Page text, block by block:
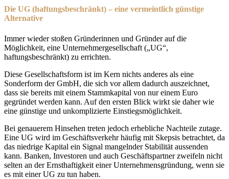
Die UG (haftungsbeschränkt) – eine vermeintlich günstige
Alternative
Immer wieder stoßen Gründerinnen und Gründer auf die
Möglichkeit, eine Unternehmergesellschaft („UG“,
haftungsbeschränkt) zu errichten.
Diese Gesellschaftsform ist im Kern nichts anderes als eine
Sonderform der GmbH, die sich vor allem dadurch auszeichnet,
dass sie bereits mit einem Stammkapital von nur einem Euro
gegründet werden kann. Auf den ersten Blick wirkt sie daher wie
eine günstige und unkomplizierte Einstiegsmöglichkeit.
Bei genauerem Hinsehen treten jedoch erhebliche Nachteile zutage.
Eine UG wird im Geschäftsverkehr häufig mit Skepsis betrachtet, da
das niedrige Kapital ein Signal mangelnder Stabilität aussenden
kann. Banken, Investoren und auch Geschäftspartner zweifeln nicht
selten an der Ernsthaftigkeit einer Unternehmensgründung, wenn sie
es mit einer UG zu tun haben.